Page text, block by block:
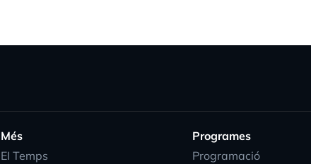
Més
EI Temps
Programes
Programació